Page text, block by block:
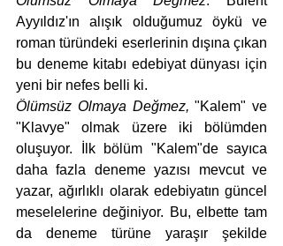
Ayyıldız'ın alışık olduğumuz öykü ve
roman türündeki eserlerinin dışına çıkan
bu deneme kitabı edebiyat dünyası için
yeni bir nefes belli ki.
Ölümsüz Olmaya Değmez, "Kalem" ve
"Klavye" olmak üzere
iki bölümden
oluşuyor. İlk bölüm "Kalem"de sayıca
daha fazla deneme yazısı mevcut ve
yazar, ağırlıklı olarak edebiyatın güncel
meselelerine değiniyor. Bu, elbette tam
da deneme türüne yaraşır şekilde